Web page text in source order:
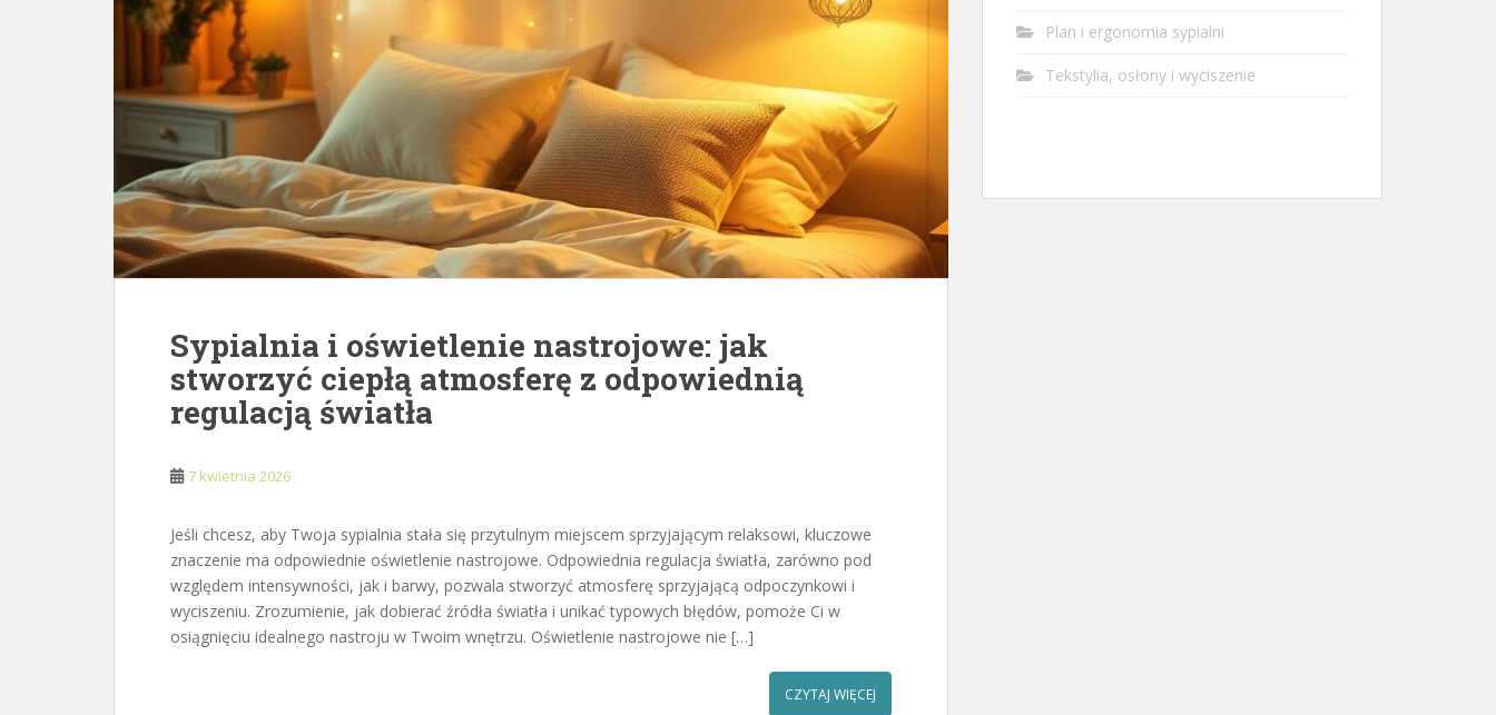
Sypialnia i oświetlenie nastrojowe: jak
stworzyć ciepłą atmosferę z odpowiednią
regulacją światła
7 kwietnia 2026
Jeśli chcesz, aby Twoja sypialnia stała się przytulnym miejscem sprzyjającym relaksowi, kluczowe
znaczenie ma odpowiednie oświetlenie nastrojowe. Odpowiednia regulacja światła, zarówno pod
względem intensywności, jak i barwy, pozwala stworzyć atmosferę sprzyjającą odpoczynkowi i
wyciszeniu. Zrozumienie, jak dobierać źródła światła i unikać typowych błędów, pomoże Ci w
osiągnięciu idealnego nastroju w Twoim wnętrzu. Oświetlenie nastrojowe nie […]
CZYTAJ WIĘCEJ
Plan i ergonomia sypialni
Tekstylia, osłony i wyciszenie